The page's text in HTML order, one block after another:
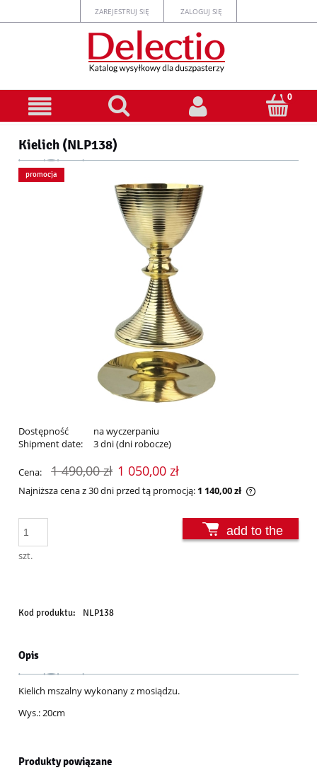
ZAREJESTRUJ SIĘ ZALOGUJ SIĘ
Kielich (NLP138)
promocja
Dostępność
na wyczerpaniu
Shipment date:
3 dni (dni robocze)
Cena: 1 490,00 zł 1 050,00 zł
Najniższa cena z 30 dni przed tą promocją: 1 140,00 zł
30 dni,
momentu,
sprzedaży.
szt.
add to the
Kod produktu: NLP138
Opis
Kielich mszalny wykonany z mosiądzu.
Wys.: 20cm
Produkty powiązane